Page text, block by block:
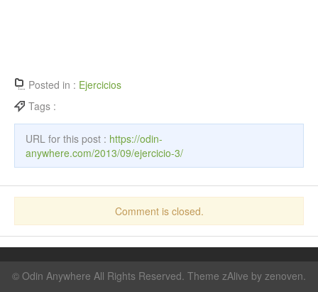
Posted in : Ejercicios
Tags :
URL for this post : https://odin-
anywhere.com/2013/09/ejercicio-3/
Comment is closed.
© Odin Anywhere All Rights Reserved. Theme zAlive by zenoven.